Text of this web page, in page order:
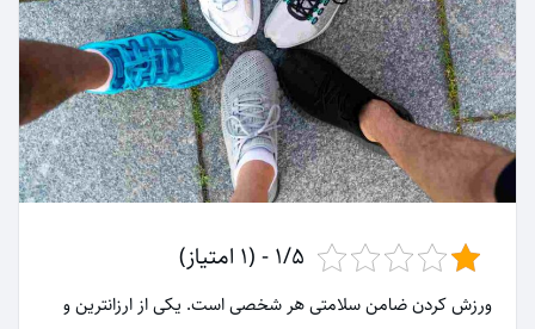
1/5 - (1 امتیاز)
ورزش کردن ضامن سلامتی هر شخصی است. یکی از ارزانترین و